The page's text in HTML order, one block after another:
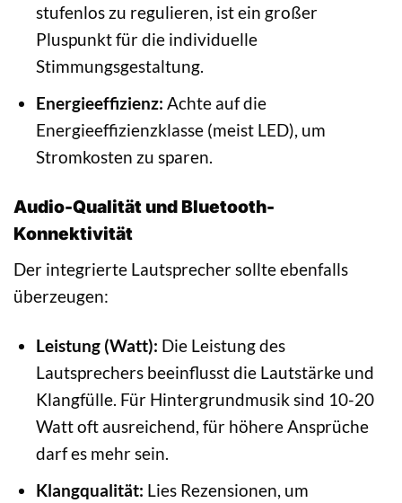
stufenlos zu regulieren, ist ein großer
Pluspunkt für die individuelle
Stimmungsgestaltung.
Energieeffizienz: Achte auf die
Energieeffizienzklasse (meist LED), um
Stromkosten zu sparen.
Audio-Qualität und Bluetooth-
Konnektivität
Der integrierte Lautsprecher sollte ebenfalls
überzeugen:
Leistung (Watt): Die Leistung des
Lautsprechers beeinflusst die Lautstärke und
Klangfülle. Für Hintergrundmusik sind 10-20
Watt oft ausreichend, für höhere Ansprüche
darf es mehr sein.
Klangqualität: Lies Rezensionen, um